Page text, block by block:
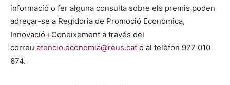
informació o fer alguna consulta sobre els premis poden
adreçar-se a Regidoria de Promoció Econòmica,
Innovació i Coneixement a través del
correu atencio.economia@reus.cat o al telèfon 977 010
674.